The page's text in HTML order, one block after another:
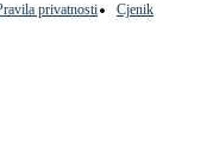
privatnosti
Cjenik